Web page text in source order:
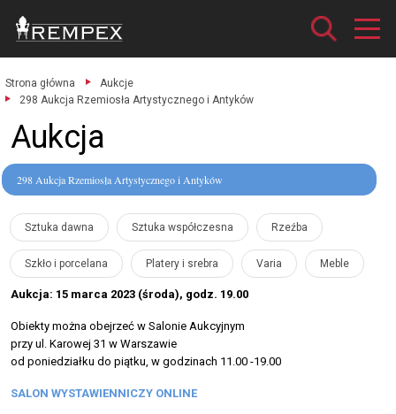
Strona główna
Aukcje
298 Aukcja Rzemiosła Artystycznego i Antyków
Aukcja
298 Aukcja Rzemiosła Artystycznego i Antyków
Sztuka dawna Sztuka współczesna Rzeźba
Szkło i porcelana Platery i srebra Varia Meble
Aukcja: 15 marca 2023 (środa), godz. 19.00
Obiekty można obejrzeć w Salonie Aukcyjnym
przy ul. Karowej 31 w Warszawie
od poniedziałku do piątku, w godzinach 11.00 -19.00
SALON WYSTAWIENNICZY ONLINE